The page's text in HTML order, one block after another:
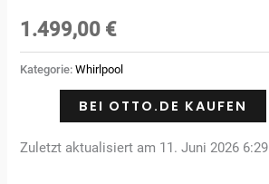
1.499,00 €
Kategorie:Whirlpool
BEI OTTO.DE KAUFEN
Zuletzt aktualisiert am 11. Juni 2026 6:29